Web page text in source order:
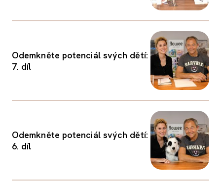
Odemkněte potenciál svých dětí:
7. díl
Odemkněte potenciál svých dětí:
6. díl